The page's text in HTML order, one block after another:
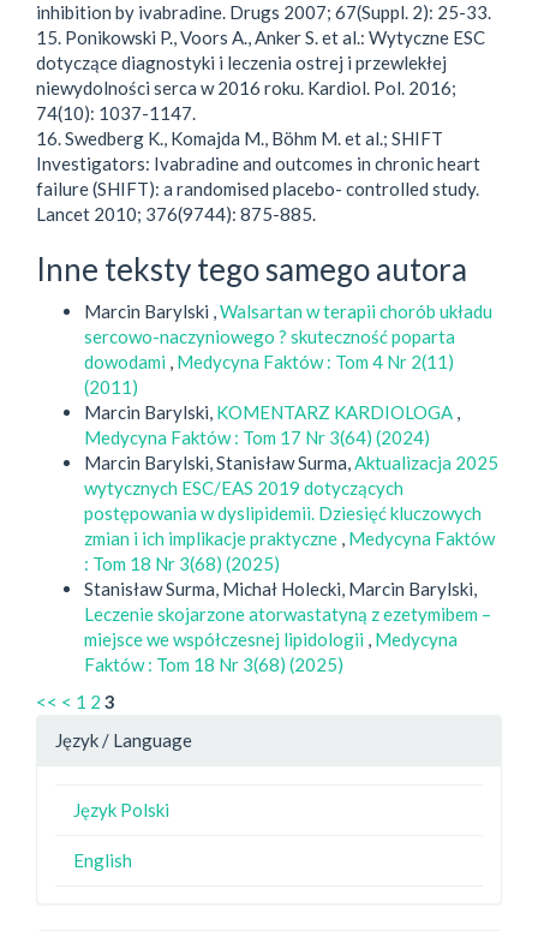
inhibition by ivabradine. Drugs 2007; 67(Suppl. 2): 25-33.
15. Ponikowski P., Voors A., Anker S. et al.: Wytyczne ESC
dotyczące diagnostyki i leczenia ostrej i przewlekłej
niewydolności serca w 2016 roku. Kardiol. Pol. 2016;
74(10): 1037-1147.
16. Swedberg K., Komajda M., Böhm M. et al.; SHIFT
Investigators: Ivabradine and outcomes in chronic heart
failure (SHIFT): a randomised placebo- controlled study.
Lancet 2010; 376(9744): 875-885.
Inne teksty tego samego autora
Marcin Barylski ,Walsartan w terapii chorób układu
sercowo-naczyniowego ? skuteczność poparta
dowodami , Medycyna Faktów : Tom 4 Nr 2(11)
(2011)
Marcin Barylski, KOMENTARZ KARDIOLOGA ,
Medycyna Faktów : Tom 17 Nr 3(64) (2024)
Marcin Barylski, Stanisław Surma,Aktualizacja 2025
wytycznych ESC/EAS 2019 dotyczących
postępowania w dyslipidemii. Dziesięć kluczowych
zmian i ich implikacje praktyczne , Medycyna Faktów
: Tom 18 Nr 3(68) (2025)
Stanisław Surma, Michał Holecki, Marcin Barylski,
Leczenie skojarzone atorwastatyną z ezetymibem –
miejsce we współczesnej lipidologii , Medycyna
Faktów : Tom 18 Nr 3(68) (2025)
<< < 1 2 3
Język / Language
Język Polski
English